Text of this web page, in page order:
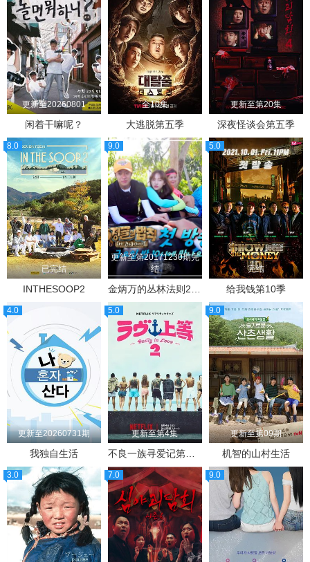
更新至20260801
闲着干嘛呢？
全10集
大逃脱第五季
更新至第20集
深夜怪谈会第五季
8.0
已完结
INTHESOOP2
9.0
更新至第20171230期完
结
5.0
完结
给我钱第10季
4.0
更新至20260731期
我独自生活
5.0
更新至第4集
不良一族寻爱记第二季
9.0
更新至第09期
机智的山村生活
3.0 7.0 9.0